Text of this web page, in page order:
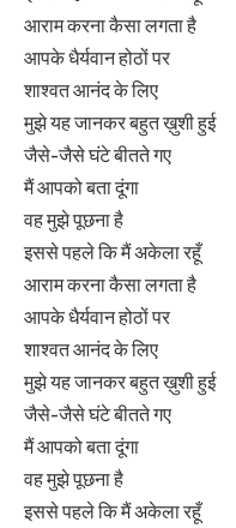
आराम करना कैसा लगता है
आपके धैर्यवान होठों पर
शाश्वत आनंद के लिए
मुझे यह जानकर बहुत ख़ुशी हुई
जैसे-जैसे घंटे बीतते गए
मैं आपको बता दूंगा
वह मुझे पूछना है
इससे पहले कि मैं अकेला रहूँ
आराम करना कैसा लगता है
आपके धैर्यवान होठों पर
शाश्वत आनंद के लिए
मुझे यह जानकर बहुत ख़ुशी हुई
जैसे-जैसे घंटे बीतते गए
मैं आपको बता दूंगा
वह मुझे पूछना है
इससे पहले कि मैं अकेला रहूँ